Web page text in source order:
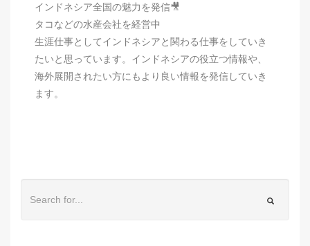
インドネシア全国の魅力を発信🎥
タコなどの水産会社を経営中
生涯仕事としてインドネシアと関わる仕事をしていき
たいと思っています。インドネシアの役立つ情報や、
海外展開されたい方にもより良い情報を発信していき
ます。